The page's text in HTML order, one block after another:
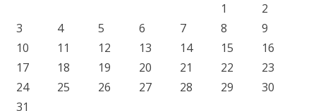
1
2
3
4 5 6 7 8
9
10
11 12 13 14 15
16
17
18 19 20 21 22
23
24
25 26 27 28 29
30
31